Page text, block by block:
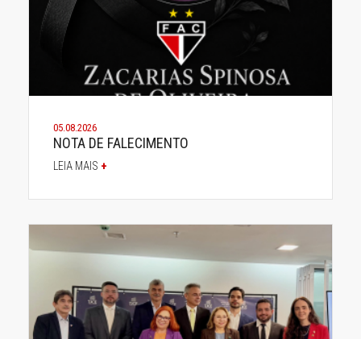
05.08.2026
NOTA DE FALECIMENTO
LEIA MAIS +